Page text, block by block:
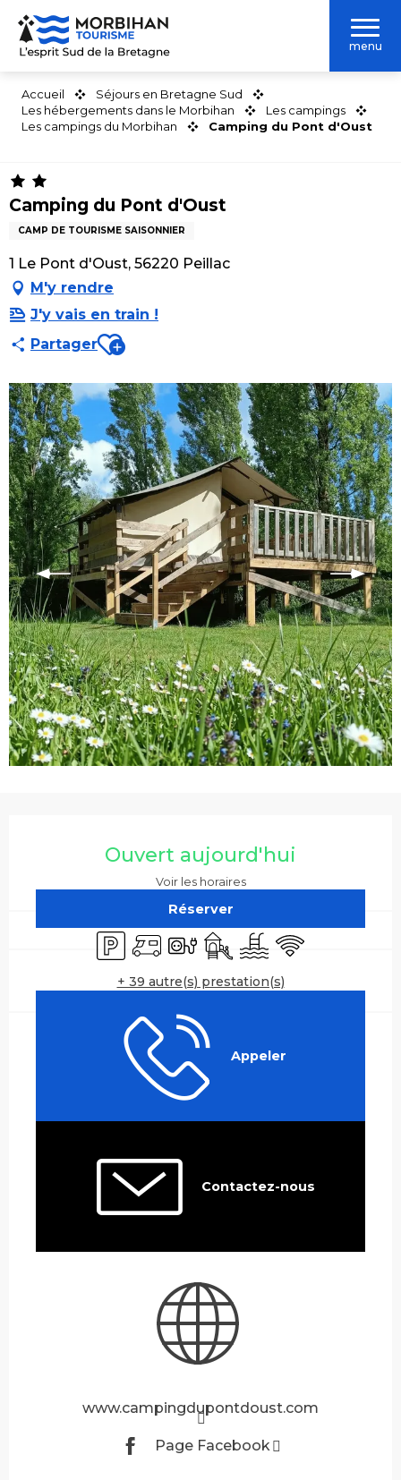
Aller
contenu
menu
Accueil
Séjours en Bretagne Sud
Les hébergements dans le Morbihan
Les campings
Les campings du Morbihan
Camping du Pont d'Oust
Camping du Pont d'Oust
CAMP DE TOURISME SAISONNIER
1 Le Pont d'Oust, 56220 Peillac
M'y rendre
J'y vais en train !
PartagerAjouter aux favoris
Ouvert aujourd'hui
Voir les horaires
Réserver
ParkingAccueil camping car
Branchements électriques
Jeux pour enfants / Espace
PiscineWiFi
+ 39 autre(s) prestation(s)
Appeler
Contactez-nous
www.campingdupontdoust.com
Page Facebook